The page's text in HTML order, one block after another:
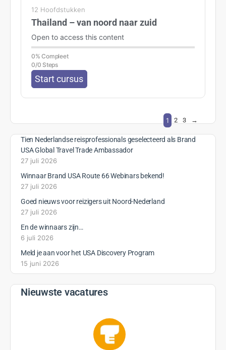
12 Hoofdstukken
Thailand – van noord naar zuid
Open to access this content
0% Compleet
0/0 Steps
Start cursus
1 2 3 →
Tien Nederlandse reisprofessionals geselecteerd als Brand
USA Global Travel Trade Ambassador
27 juli 2026
Winnaar Brand USA Route 66 Webinars bekend!
27 juli 2026
Goed nieuws voor reizigers uit Noord-Nederland
27 juli 2026
En de winnaars zijn…
6 juli 2026
Meld je aan voor het USA Discovery Program
15 juni 2026
Nieuwste vacatures